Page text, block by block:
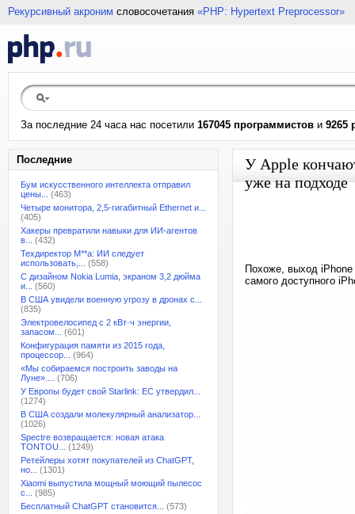
Рекурсивный акроним словосочетания «PHP: Hypertext Preprocessor»
За последние 24 часа нас посетили 167045 программистов и 9265
Последние
Бум искусственного интеллекта отправил
цены...
(463)
Четыре монитора, 2,5-гигабитный Ethernet и...
(405)
Хакеры превратили навыки для ИИ-агентов
в...
(432)
Техдиректор M**a: ИИ следует
использовать,...
(558)
С дизайном Nokia Lumia, экраном 3,2 дюйма
и...
(560)
В США увидели военную угрозу в дронах с...
(835)
Электровелосипед с 2 кВт·ч энергии,
запасом...
(601)
Конфигурация памяти из 2015 года,
процессор...
(964)
«Мы собираемся построить заводы на
Луне»....
(706)
У Европы будет свой Starlink: ЕС утвердил...
(1274)
В США создали молекулярный анализатор...
(1026)
Spectre возвращается: новая атака
TONTOU...
(1249)
Ретейлеры хотят покупателей из ChatGPT,
но...
(1301)
Xiaomi выпустила мощный моющий пылесос
с...
(985)
Бесплатный ChatGPT становится...
(573)
У Apple
уже на подходе
Похоже, выход iPhone
самого доступного